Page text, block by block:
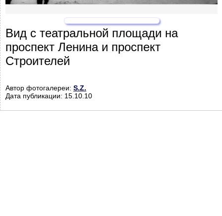
Вид с театральной площади на
проспект Ленина и проспект
Строителей
Автор фотогалереи: S.Z.
Дата публикации: 15.10.10